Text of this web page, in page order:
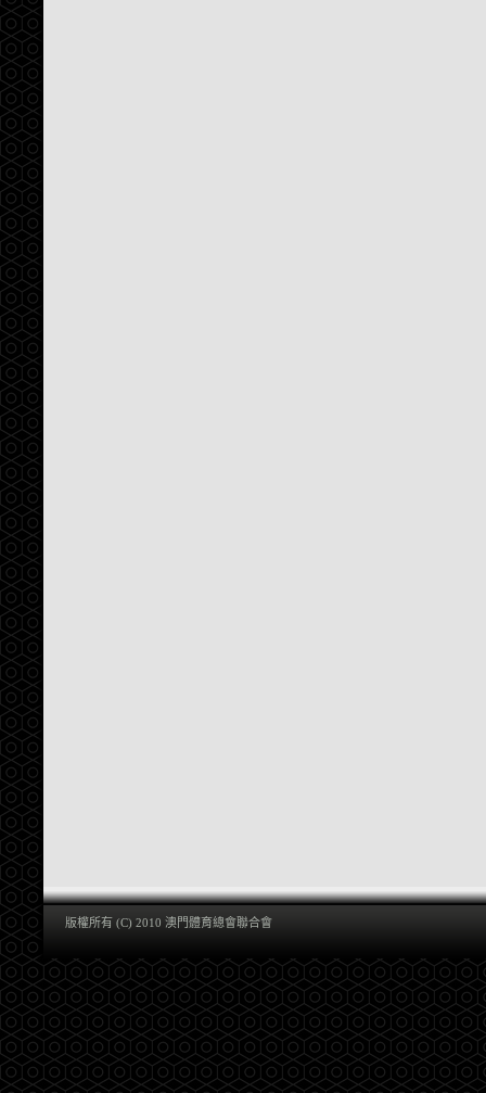
版權所有 (C) 2010 澳門體育總會聯合會